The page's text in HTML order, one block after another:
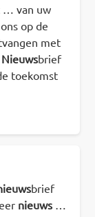
… van uw
op de
met
Nieuwsbrief
toekomst
brief
nieuws …